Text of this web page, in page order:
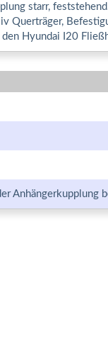
starr,
Hyundai I20
Anhängerkupplung